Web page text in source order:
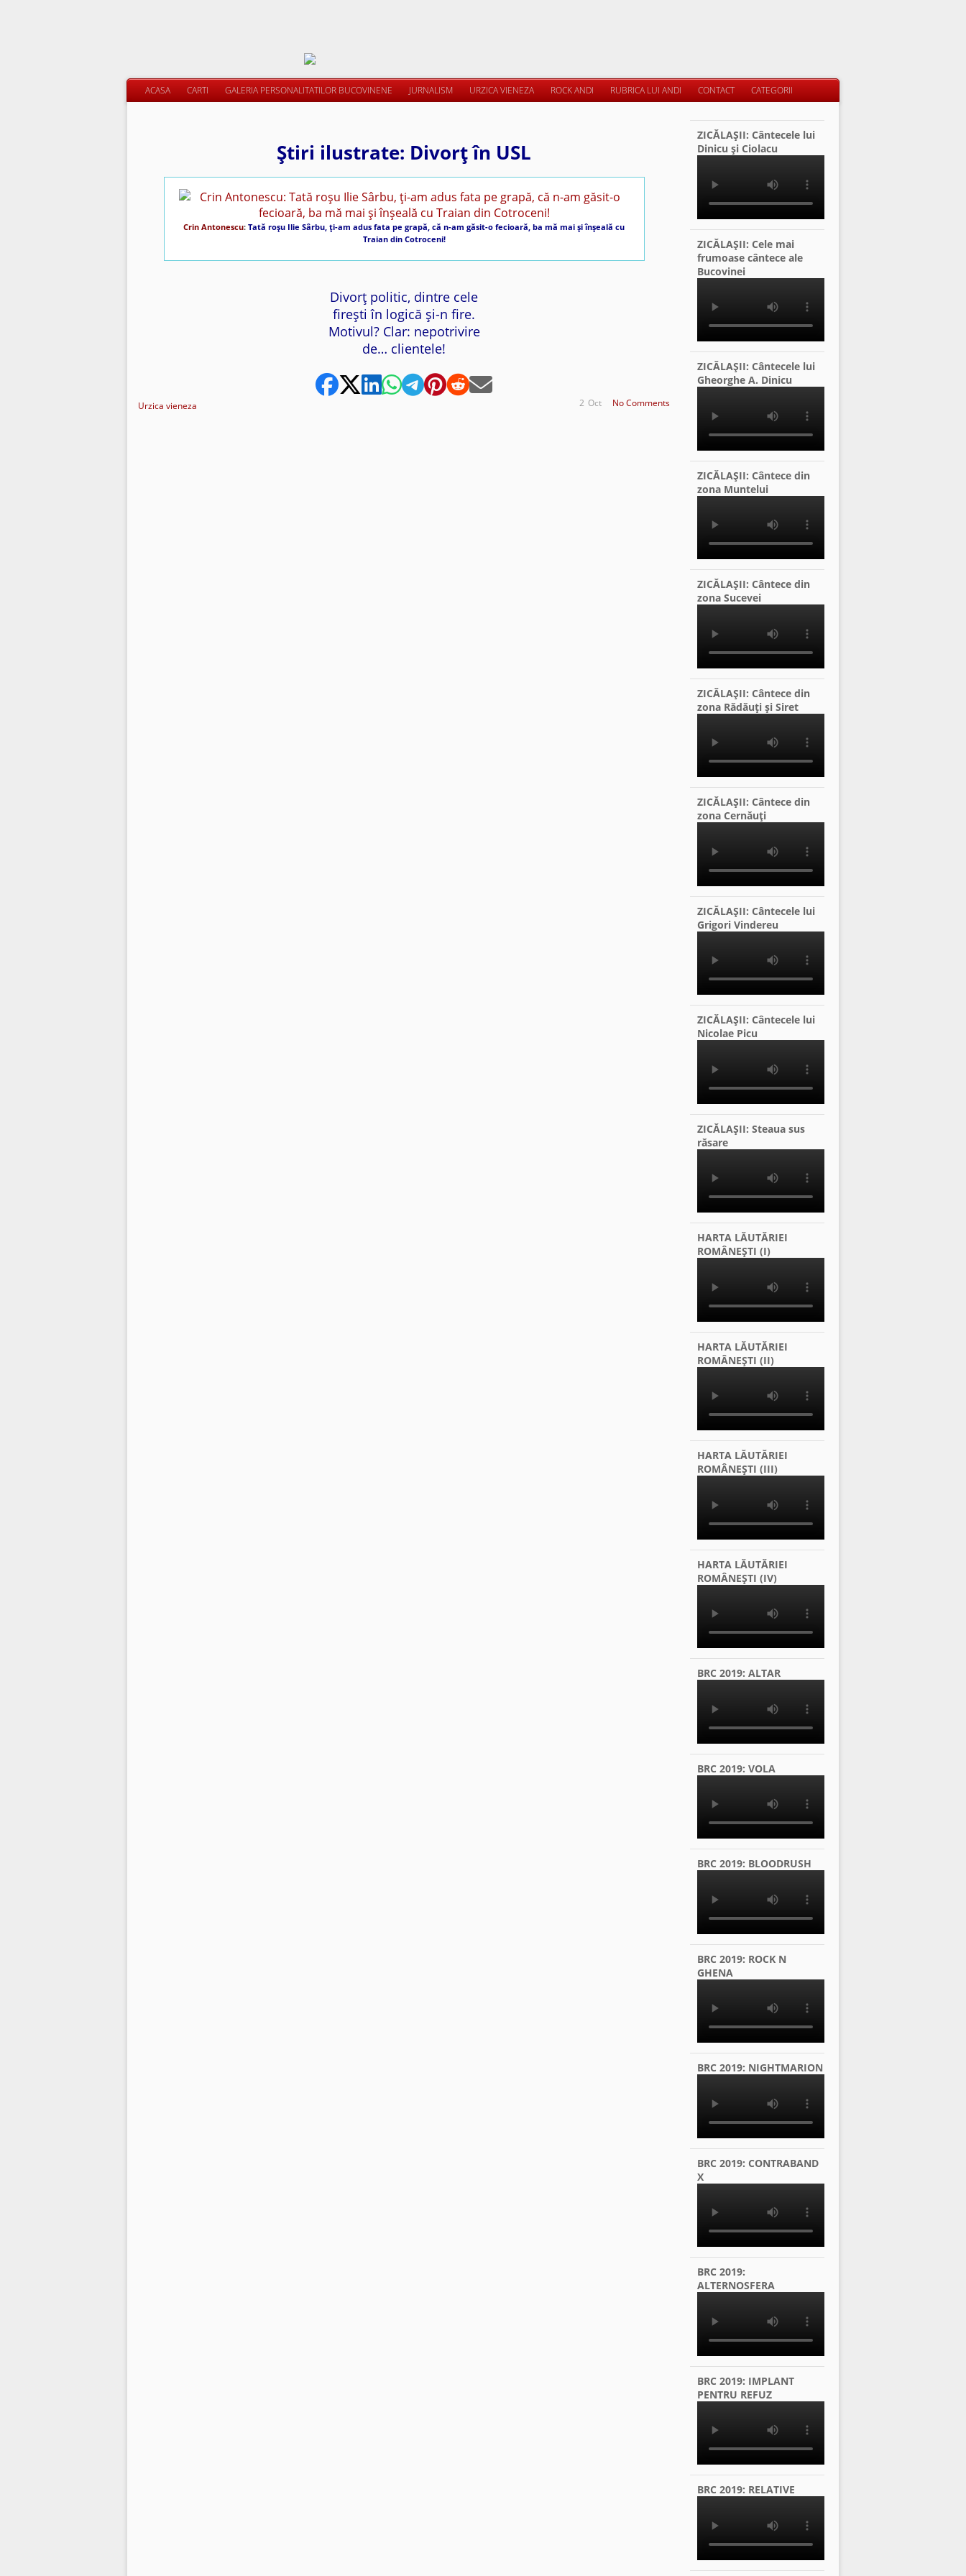
ACASA CARTI GALERIA PERSONALITATILOR BUCOVINENE JURNALISM URZICA VIENEZA ROCK ANDI RUBRICA LUI ANDI CONTACT CATEGORII
Ştiri ilustrate: Divorţ în USL
Crin Antonescu: Tată roşu Ilie Sârbu, ţi-am adus fata pe grapă, că n-am găsit-o fecioară, ba mă mai şi înşeală cu
Traian din Cotroceni!
Divorţ politic, dintre cele
fireşti în logică şi-n fire.
Motivul? Clar: nepotrivire
de… clientele!
Urzica vieneza No Comments
Oct
2
ZICĂLAŞII: Cântecele lui
Dinicu şi Ciolacu
ZICĂLAŞII: Cele mai
frumoase cântece ale
Bucovinei
ZICĂLAŞII: Cântecele lui
Gheorghe A. Dinicu
ZICĂLAŞII: Cântece din
zona Muntelui
ZICĂLAŞII: Cântece din
zona Sucevei
ZICĂLAŞII: Cântece din
zona Rădăuţi şi Siret
ZICĂLAŞII: Cântece din
zona Cernăuţi
ZICĂLAŞII: Cântecele lui
Grigori Vindereu
ZICĂLAŞII: Cântecele lui
Nicolae Picu
ZICĂLAŞII: Steaua sus
răsare
HARTA LĂUTĂRIEI
ROMÂNEŞTI (I)
HARTA LĂUTĂRIEI
ROMÂNEŞTI (II)
HARTA LĂUTĂRIEI
ROMÂNEŞTI (III)
HARTA LĂUTĂRIEI
ROMÂNEŞTI (IV)
BRC 2019: ALTAR
BRC 2019: VOLA
BRC 2019: BLOODRUSH
BRC 2019: ROCK N
GHENA
BRC 2019: NIGHTMARION
BRC 2019: CONTRABAND
X
BRC 2019:
ALTERNOSFERA
BRC 2019: IMPLANT
PENTRU REFUZ
BRC 2019: RELATIVE